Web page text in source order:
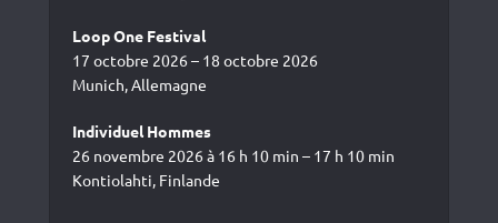
Loop One Festival
17 octobre 2026 – 18 octobre 2026
Munich, Allemagne
Individuel Hommes
26 novembre 2026 à 16 h 10 min – 17 h 10 min
Kontiolahti, Finlande